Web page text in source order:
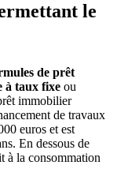
le
de prêt
à taux fixe ou
immobilier
de travaux
euros et est
En dessous de
à la consommation